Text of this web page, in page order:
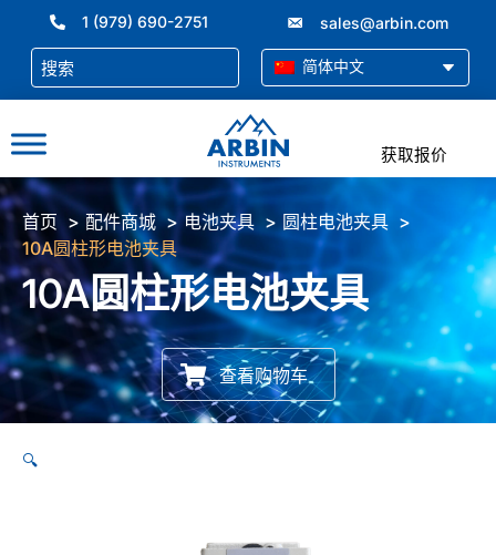
1 (979) 690-2751 sales@arbin.com
简体中文
获取报价
首页 配件商城 电池夹具
圆柱电池夹具
10A圆柱形电池夹具
10A圆柱形电池夹具
查看购物车
🔍